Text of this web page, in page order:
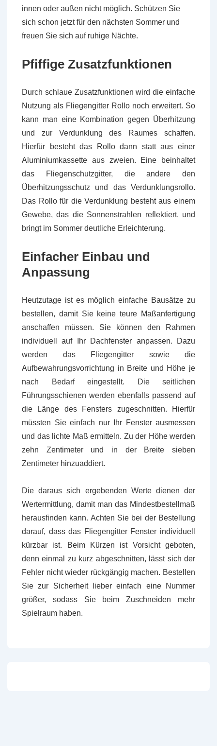
innen oder außen nicht möglich. Schützen Sie
sich schon jetzt für den nächsten Sommer und
freuen Sie sich auf ruhige Nächte.
Pfiffige Zusatzfunktionen
Durch schlaue Zusatzfunktionen wird die einfache
Nutzung als Fliegengitter Rollo noch erweitert. So
kann man eine Kombination gegen Überhitzung
und zur Verdunklung des Raumes schaffen.
Hierfür besteht das Rollo dann statt aus einer
Aluminiumkassette aus zweien. Eine beinhaltet
das Fliegenschutzgitter, die andere den
Überhitzungsschutz und das Verdunklungsrollo.
Das Rollo für die Verdunklung besteht aus einem
Gewebe, das die Sonnenstrahlen reflektiert, und
bringt im Sommer deutliche Erleichterung.
Einfacher Einbau und
Anpassung
Heutzutage ist es möglich einfache Bausätze zu
bestellen, damit Sie keine teure Maßanfertigung
anschaffen müssen. Sie können den Rahmen
individuell auf Ihr Dachfenster anpassen. Dazu
werden das Fliegengitter sowie die
Aufbewahrungsvorrichtung in Breite und Höhe je
nach Bedarf eingestellt. Die seitlichen
Führungsschienen werden ebenfalls passend auf
die Länge des Fensters zugeschnitten. Hierfür
müssten Sie einfach nur Ihr Fenster ausmessen
und das lichte Maß ermitteln. Zu der Höhe werden
zehn Zentimeter und in der Breite sieben
Zentimeter hinzuaddiert.
Die daraus sich ergebenden Werte dienen der
Wertermittlung, damit man das Mindestbestellmaß
herausfinden kann. Achten Sie bei der Bestellung
darauf, dass das Fliegengitter Fenster individuell
kürzbar ist. Beim Kürzen ist Vorsicht geboten,
denn einmal zu kurz abgeschnitten, lässt sich der
Fehler nicht wieder rückgängig machen. Bestellen
Sie zur Sicherheit lieber einfach eine Nummer
größer, sodass Sie beim Zuschneiden mehr
Spielraum haben.